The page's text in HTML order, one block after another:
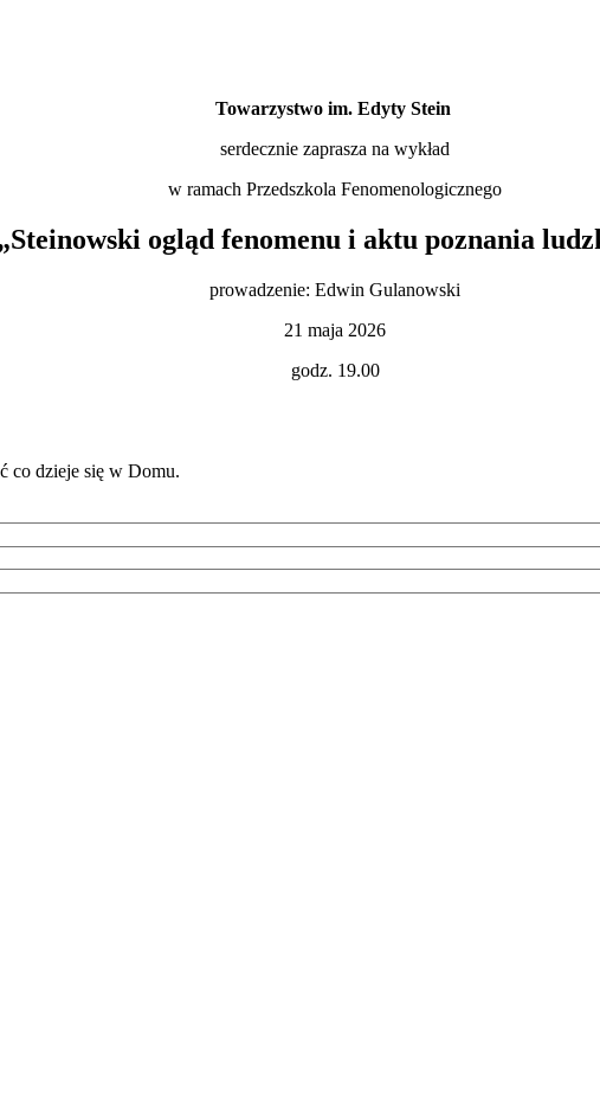
Towarzystwo im. Edyty Stein
serdecznie zaprasza na wykład
w ramach Przedszkola Fenomenologicznego
ogląd fenomenu i aktu poznania
prowadzenie: Edwin Gulanowski
21 maja 2026
godz. 19.00
co dzieje się w Domu.